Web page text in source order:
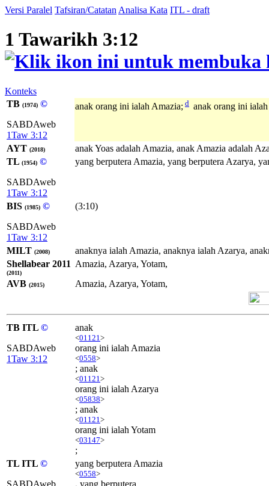
Versi Paralel Tafsiran/Catatan Analisa Kata ITL - draft
1 Tawarikh 3:12
Konteks
TB (1974) ©
SABDAweb
1Taw 3:12
anak orang ini ialah Amazia; d anak orang ini
AYT (2018)
anak Yoas adalah Amazia, anak Amazia adalah
TL (1954) ©
SABDAweb
1Taw 3:12
yang berputera Amazia, yang berputera Azarya,
BIS (1985) ©
SABDAweb
1Taw 3:12
(3:10)
MILT (2008)
anaknya ialah Amazia, anaknya ialah Azarya,
Shellabear 2011
(2011)
Amazia, Azarya, Yotam,
AVB (2015) Amazia, Azarya, Yotam,
TB ITL ©
SABDAweb
1Taw 3:12
anak
<01121 >
orang ini ialah Amazia
<0558>
; anak
<01121 >
orang ini ialah Azarya
<05838>
; anak
<01121 >
orang ini ialah Yotam
<03147>
;
TL ITL ©
SABDAweb
yang berputera Amazia
<0558>
, yang berputera